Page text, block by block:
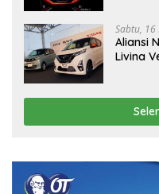
Sabtu,
Aliansi
Livina